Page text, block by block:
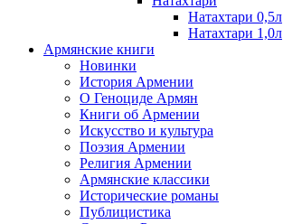
Натахтари 0,5л
Натахтари 1,0л
Армянские книги
Новинки
История Армении
О Геноциде Армян
Книги об Армении
Иcкусство и культура
Поэзия Армении
Религия Армении
Армянские классики
Исторические романы
Публицистика